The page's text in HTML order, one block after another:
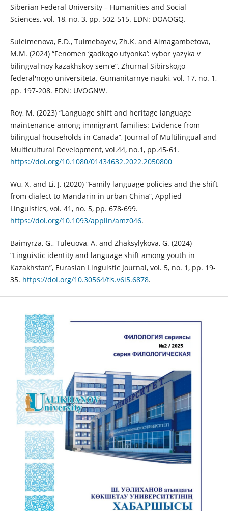
Siberian Federal University – Humanities and Social
Sciences, vol. 18, no. 3, pp. 502-515. EDN: DOAOGQ.
Suleimenova, E.D., Tuimebayev, Zh.K. and Aimagambetova,
M.M. (2024) “Fenomen ‘gadkogo utyonka’: vybor yazyka v
bilingval'noy kazakhskoy sem'e”, Zhurnal Sibirskogo
federal'nogo universiteta. Gumanitarnye nauki, vol. 17, no. 1,
pp. 197-208. EDN: UVOGNW.
Roy, M. (2023) “Language shift and heritage language
maintenance among immigrant families: Evidence from
bilingual households in Canada”, Journal of Multilingual and
Multicultural Development, vol.44, no.1, pp.45-61.
https://doi.org/10.1080/01434632.2022.2050800
Wu, X. and Li, J. (2020) “Family language policies and the shift
from dialect to Mandarin in urban China”, Applied
Linguistics, vol. 41, no. 5, pp. 678-699.
https://doi.org/10.1093/applin/amz046.
Baimyrza, G., Tuleuova, A. and Zhaksylykova, G. (2024)
“Linguistic identity and language shift among youth in
Kazakhstan”, Eurasian Linguistic Journal, vol. 5, no. 1, pp. 19-
35. https://doi.org/10.30564/fls.v6i5.6878.